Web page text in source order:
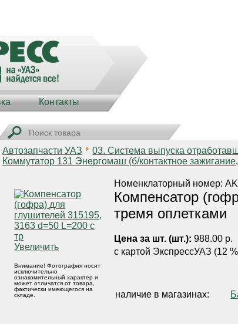
Контакты
Автозапчасти УАЗ 03. Система выпуска
Коммутатор 131 Энергомаш (б/контактное
Увеличить
Внимание! Фотография носит
исключительно
ознакомительный характер и
может отличатся от товара,
фактически имеющегося на
складе.
Номенклаторный номер:
Компенсатор
тремя оплетками
Цена за шт. (шт.): 988.00 р.
с картой ЭкспрессУАЗ (12
наличие в магазинах: